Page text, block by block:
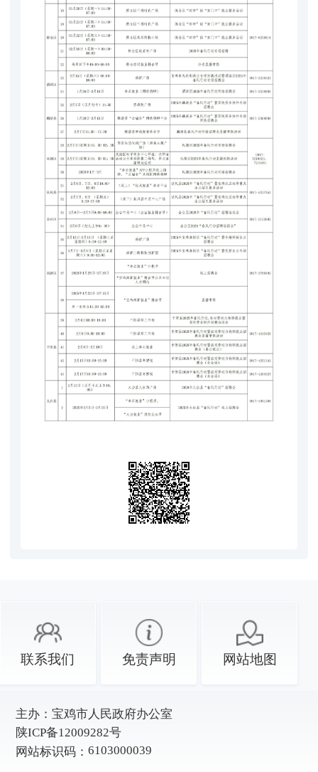
联系我们 免责声明 网站地图
主办： 宝鸡市人民政府办公室
陕ICP备12009282号
网站标识码： 6103000039